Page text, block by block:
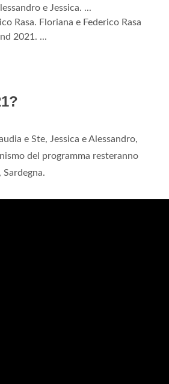
e Jessica. ...
Rasa. Floriana e Federico Rasa
2021. ...
e Ste, Jessica e Alessandro,
del programma resteranno
Sardegna.